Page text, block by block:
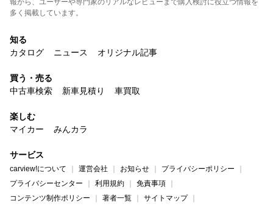
報から、ユーザーや専門家のリアルなレビューまで購入検討に役立つ情報を
多く掲載しています。
知る
カタログ
ニュース オリジナル記事
買う・売る
中古車検索
新車見積り 車買取
楽しむ
マイカー
みんカラ
サービス
carview!について 運営会社 お知らせ
プライバシーポリシー
プライバシーセンター
利用規約
免責事項
コンテンツ制作ポリシー
著者一覧
サイトマップ